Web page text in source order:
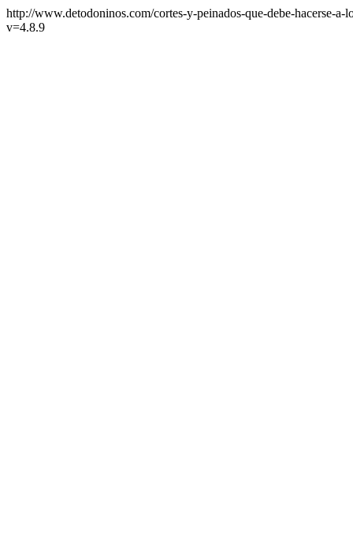
http://www.detodoninos.com/cortes-y-peinados-que-debe-hacerse-a-
v=4.8.9